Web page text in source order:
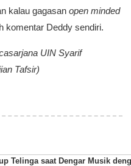
kalau gagasan open minded
komentar Deddy sendiri.
UIN Syarif
Tafsir)
Telinga saat Dengar Musik